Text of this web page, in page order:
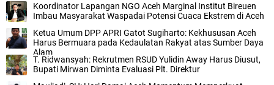
Koordinator Lapangan NGO Aceh Marginal Institut Bireuen
Imbau Masyarakat Waspadai Potensi Cuaca Ekstrem di Aceh
Ketua Umum DPP APRI Gatot Sugiharto: Kekhususan Aceh
Harus Bermuara pada Kedaulatan Rakyat atas Sumber Daya
Alam
T. Ridwansyah: Rekrutmen RSUD Yulidin Away Harus Diusut,
Bupati Mirwan Diminta Evaluasi Plt. Direktur